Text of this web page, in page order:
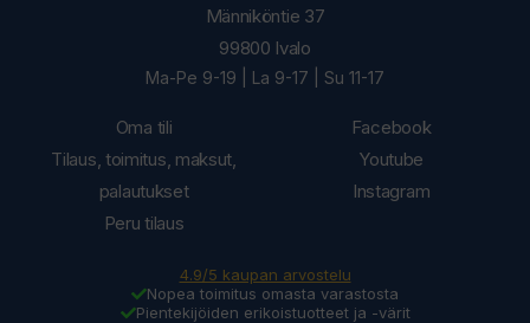
Oma tili
Tilaus, toimitus, maksut,
palautukset
Peru tilaus
Männiköntie 37
99800 Ivalo
Ma-Pe 9-19 | La 9-17 | Su 11-17
Facebook
Youtube
Instagram
4.9/5 kaupan arvostelu
Nopea toimitus omasta varastosta
Pientekijöiden erikoistuotteet ja -värit